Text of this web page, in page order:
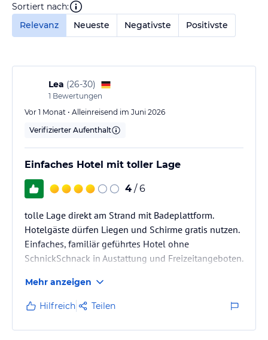
Sortiert nach:
Relevanz
Neueste Negativste Positivste
Lea (26-30)
1 Bewertungen
Vor 1 Monat • Alleinreisend im Juni 2026
Verifizierter Aufenthalt
Einfaches Hotel mit toller Lage
4 / 6
tolle Lage direkt am Strand mit Badeplattform.
Hotelgäste dürfen Liegen und Schirme gratis nutzen.
Einfaches, familiär geführtes Hotel ohne
SchnickSchnack in Austattung und Freizeitangeboten.
Mehr anzeigen
Hilfreich Teilen